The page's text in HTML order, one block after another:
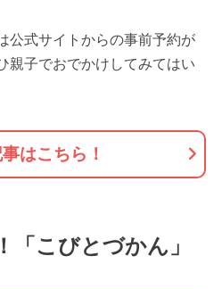
公式サイトからの事前予約が
親子でおでかけしてみてはい
はこちら！
「こびとづかん」